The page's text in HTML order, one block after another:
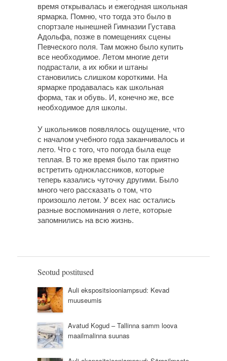
время открывалась и ежегодная школьная
ярмарка. Помню, что тогда это было в
спортзале нынешней Гимназии Густава
Адольфа, позже в помещениях сцены
Певческого поля. Там можно было купить
все необходимое. Летом многие дети
подрастали, а их юбки и штаны
становились слишком короткими. На
ярмарке продавалась как школьная
форма, так и обувь. И, конечно же, все
необходимое для школы.
У школьников появлялось ощущение, что
с началом учебного года заканчивалось и
лето. Что с того, что погода была еще
теплая. В то же время было так приятно
встретить одноклассников, которые
теперь казались чуточку другими. Было
много чего рассказать о том, что
произошло летом. У всех нас остались
разные воспоминания о лете, которые
запомнились на всю жизнь.
Seotud postitused
Auli ekspositsiooniampsud: Kevad
muuseumis
Avatud Kogud – Tallinna samm loova
maailmalinna suunas